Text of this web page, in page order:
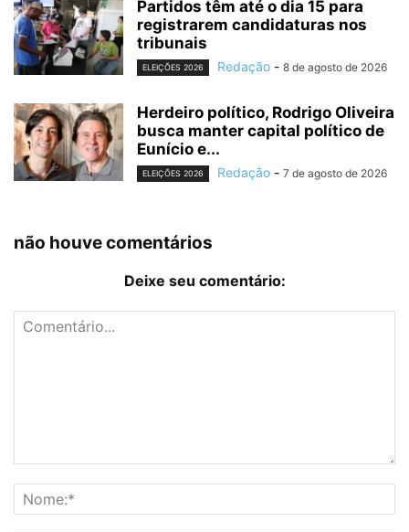
Partidos têm até o dia 15 para
registrarem candidaturas nos
tribunais
ELEIÇÕES 2026 Redação - 8 de agosto de 2026
Herdeiro político, Rodrigo Oliveira
busca manter capital político de
Eunício e...
ELEIÇÕES 2026 Redação - 7 de agosto de 2026
não houve comentários
Deixe seu comentário: